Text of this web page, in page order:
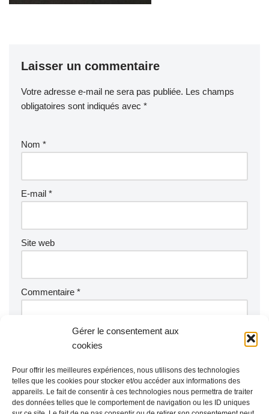
Gérer le consentement aux
cookies
Pour offrir les meilleures expériences, nous utilisons des technologies
telles que les cookies pour stocker et/ou accéder aux informations des
appareils. Le fait de consentir à ces technologies nous permettra de traiter
des données telles que le comportement de navigation ou les ID uniques
Laisser un commentaire
Votre adresse e-mail ne sera pas publiée. Les champs
obligatoires sont indiqués avec *
Nom *
E-mail *
Site web
Commentaire *